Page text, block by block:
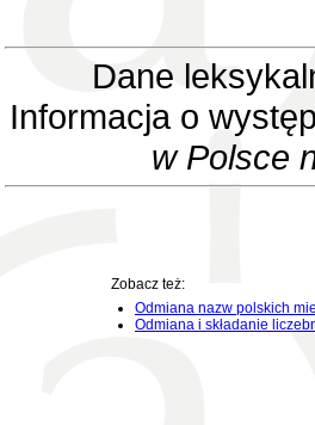
Dane
Informacja o
w Polsce
Zobacz też:
Odmiana nazw polskich
Odmiana i składanie